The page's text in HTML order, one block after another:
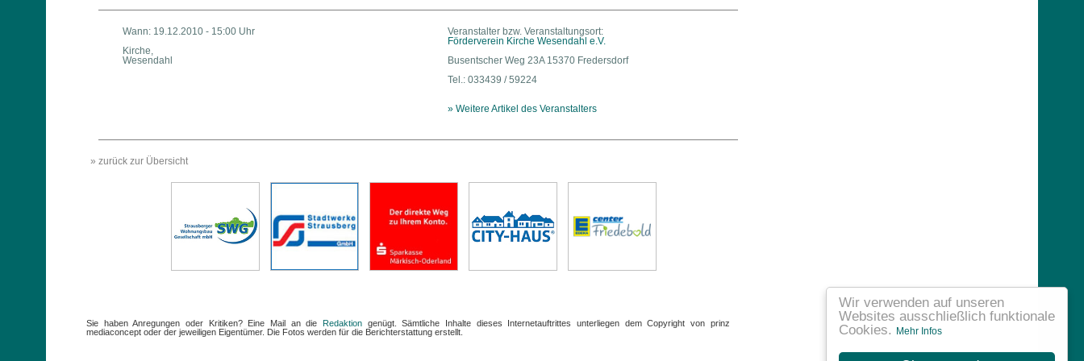
Wir verwenden auf unseren
Websites ausschließlich funktionale
Cookies.
Mehr Infos
Wann: 19.12.2010 - 15:00 Uhr
Kirche,
Wesendahl
Veranstalter bzw. Veranstaltungsort:
Förderverein Kirche Wesendahl e.V.
Busentscher Weg 23A 15370 Fredersdorf
Tel.: 033439 / 59224
» Weitere Artikel des Veranstalters
» zurück zur Übersicht
Sie haben Anregungen oder Kritiken? Eine Mail an die Redaktiongenügt. Sämtliche Inhalte dieses Internetauftrittes unterliegen dem Copyright von prinz
mediaconcept oder der jeweiligen Eigentümer. Die Fotos werden für die Berichterstattung erstellt.